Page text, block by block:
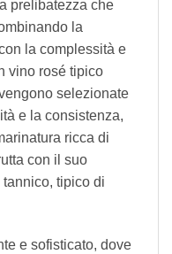
prelibatezza che
la
la complessità e
vino rosé tipico
selezionate
e la consistenza,
ricca di
con il suo
tipico di
e sofisticato, dove